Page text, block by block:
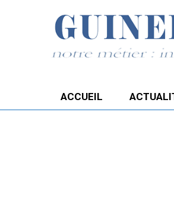
ACCUEIL